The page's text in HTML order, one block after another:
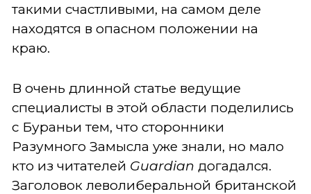
такими счастливыми, на самом деле
находятся в опасном положении на
краю.
В очень длинной статье ведущие
специалисты в этой области поделились
с Бураньи тем, что сторонники
Разумного Замысла уже знали, но мало
кто из читателей Guardian догадался.
Заголовок леволиберальной британской